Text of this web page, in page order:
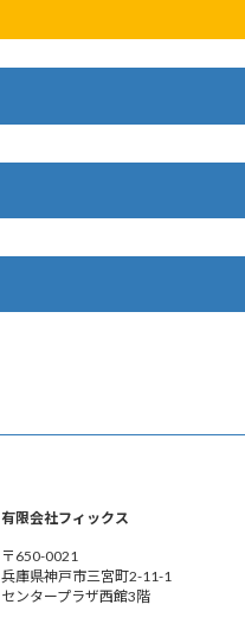
有限会社フィックス
〒650-0021
兵庫県神戸市三宮町2-11-1
センタープラザ西館3階